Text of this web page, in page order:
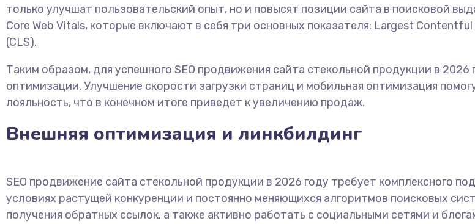
только улучшат пользовательский опыт, но и повысят позиции сайта в поисковой
Core Web Vitals, которые включают в себя три основных показателя: Largest
(CLS).
Таким образом, для успешного SEO продвижения сайта стекольной продукции в
оптимизации. Улучшение скорости загрузки страниц и мобильная оптимизация
лояльность, что в конечном итоге приведет к увеличению продаж.
Внешняя оптимизация и линкбилдинг
SEO продвижение сайта стекольной продукции в 2026 году требует комплексного
условиях растущей конкуренции и постоянно меняющихся алгоритмов поисковых
получения обратных ссылок, а также активно работать с социальными сетями и